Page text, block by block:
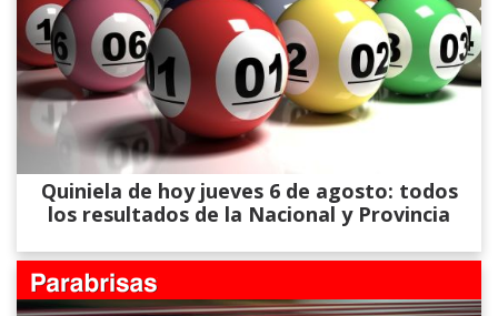
Quiniela de hoy jueves 6 de agosto: todos
los resultados de la Nacional y Provincia